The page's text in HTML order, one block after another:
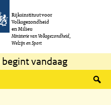
Rijksinstituut voor
Volksgezondheid
en Milieu
Ministerie van Volksgezondheid,
Welzijn en Sport
begint vandaag